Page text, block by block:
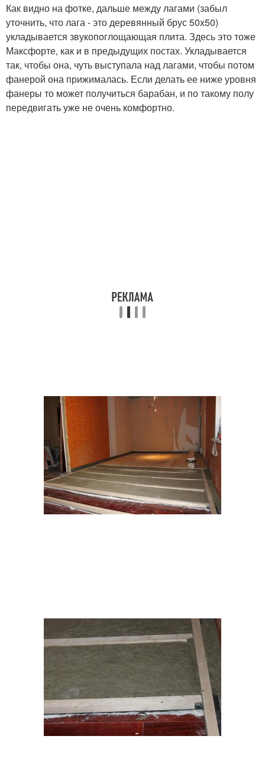
Как видно на фотке, дальше между лагами (забыл
уточнить, что лага - это деревянный брус 50х50)
укладывается звукопоглощающая плита. Здесь это тоже
Максфорте, как и в предыдущих постах. Укладывается
так, чтобы она, чуть выступала над лагами, чтобы потом
фанерой она прижималась. Если делать ее ниже уровня
фанеры то может получиться барабан, и по такому полу
передвигать уже не очень комфортно.